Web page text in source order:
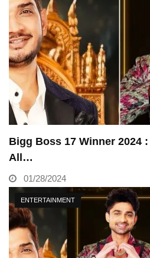
Bigg Boss 17 Winner 2024
All…
01/28/2024
ENTERTAINMENT